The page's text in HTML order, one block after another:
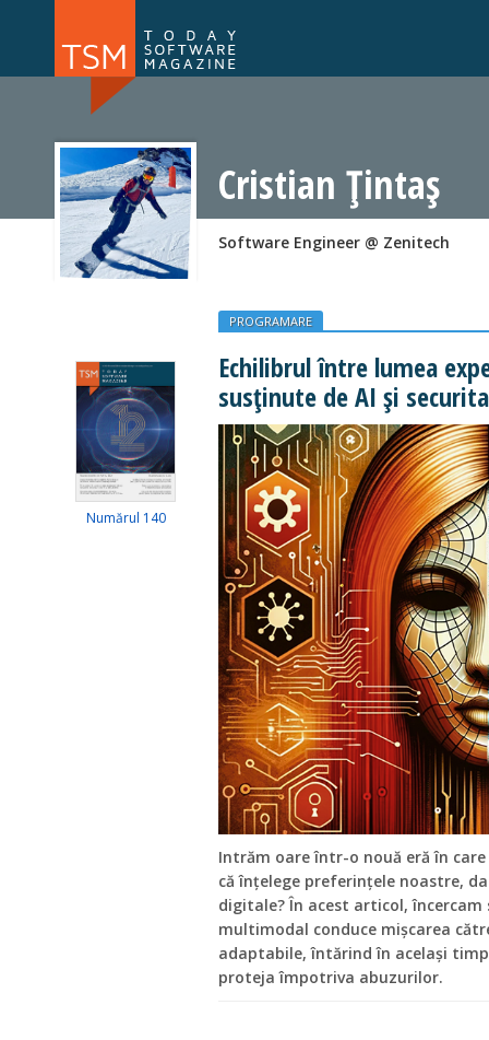
NOU
Cristian Țintaș
Software Engineer @ Zenitech
Numărul 140
PROGRAMARE
Echilibrul între lumea
susținute de AI și
Intrăm oare într-o nouă eră în
că înțelege preferințele noastre,
digitale? În acest articol,
multimodal conduce mișcarea
adaptabile, întărind în același
proteja împotriva abuzurilor.